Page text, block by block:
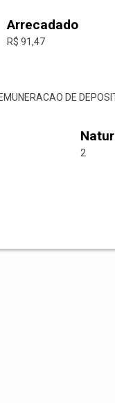
Arrecadado
R$ 91,47
DE
2